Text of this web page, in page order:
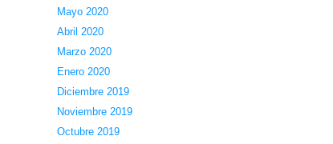
Mayo 2020
Abril 2020
Marzo 2020
Enero 2020
Diciembre 2019
Noviembre 2019
Octubre 2019